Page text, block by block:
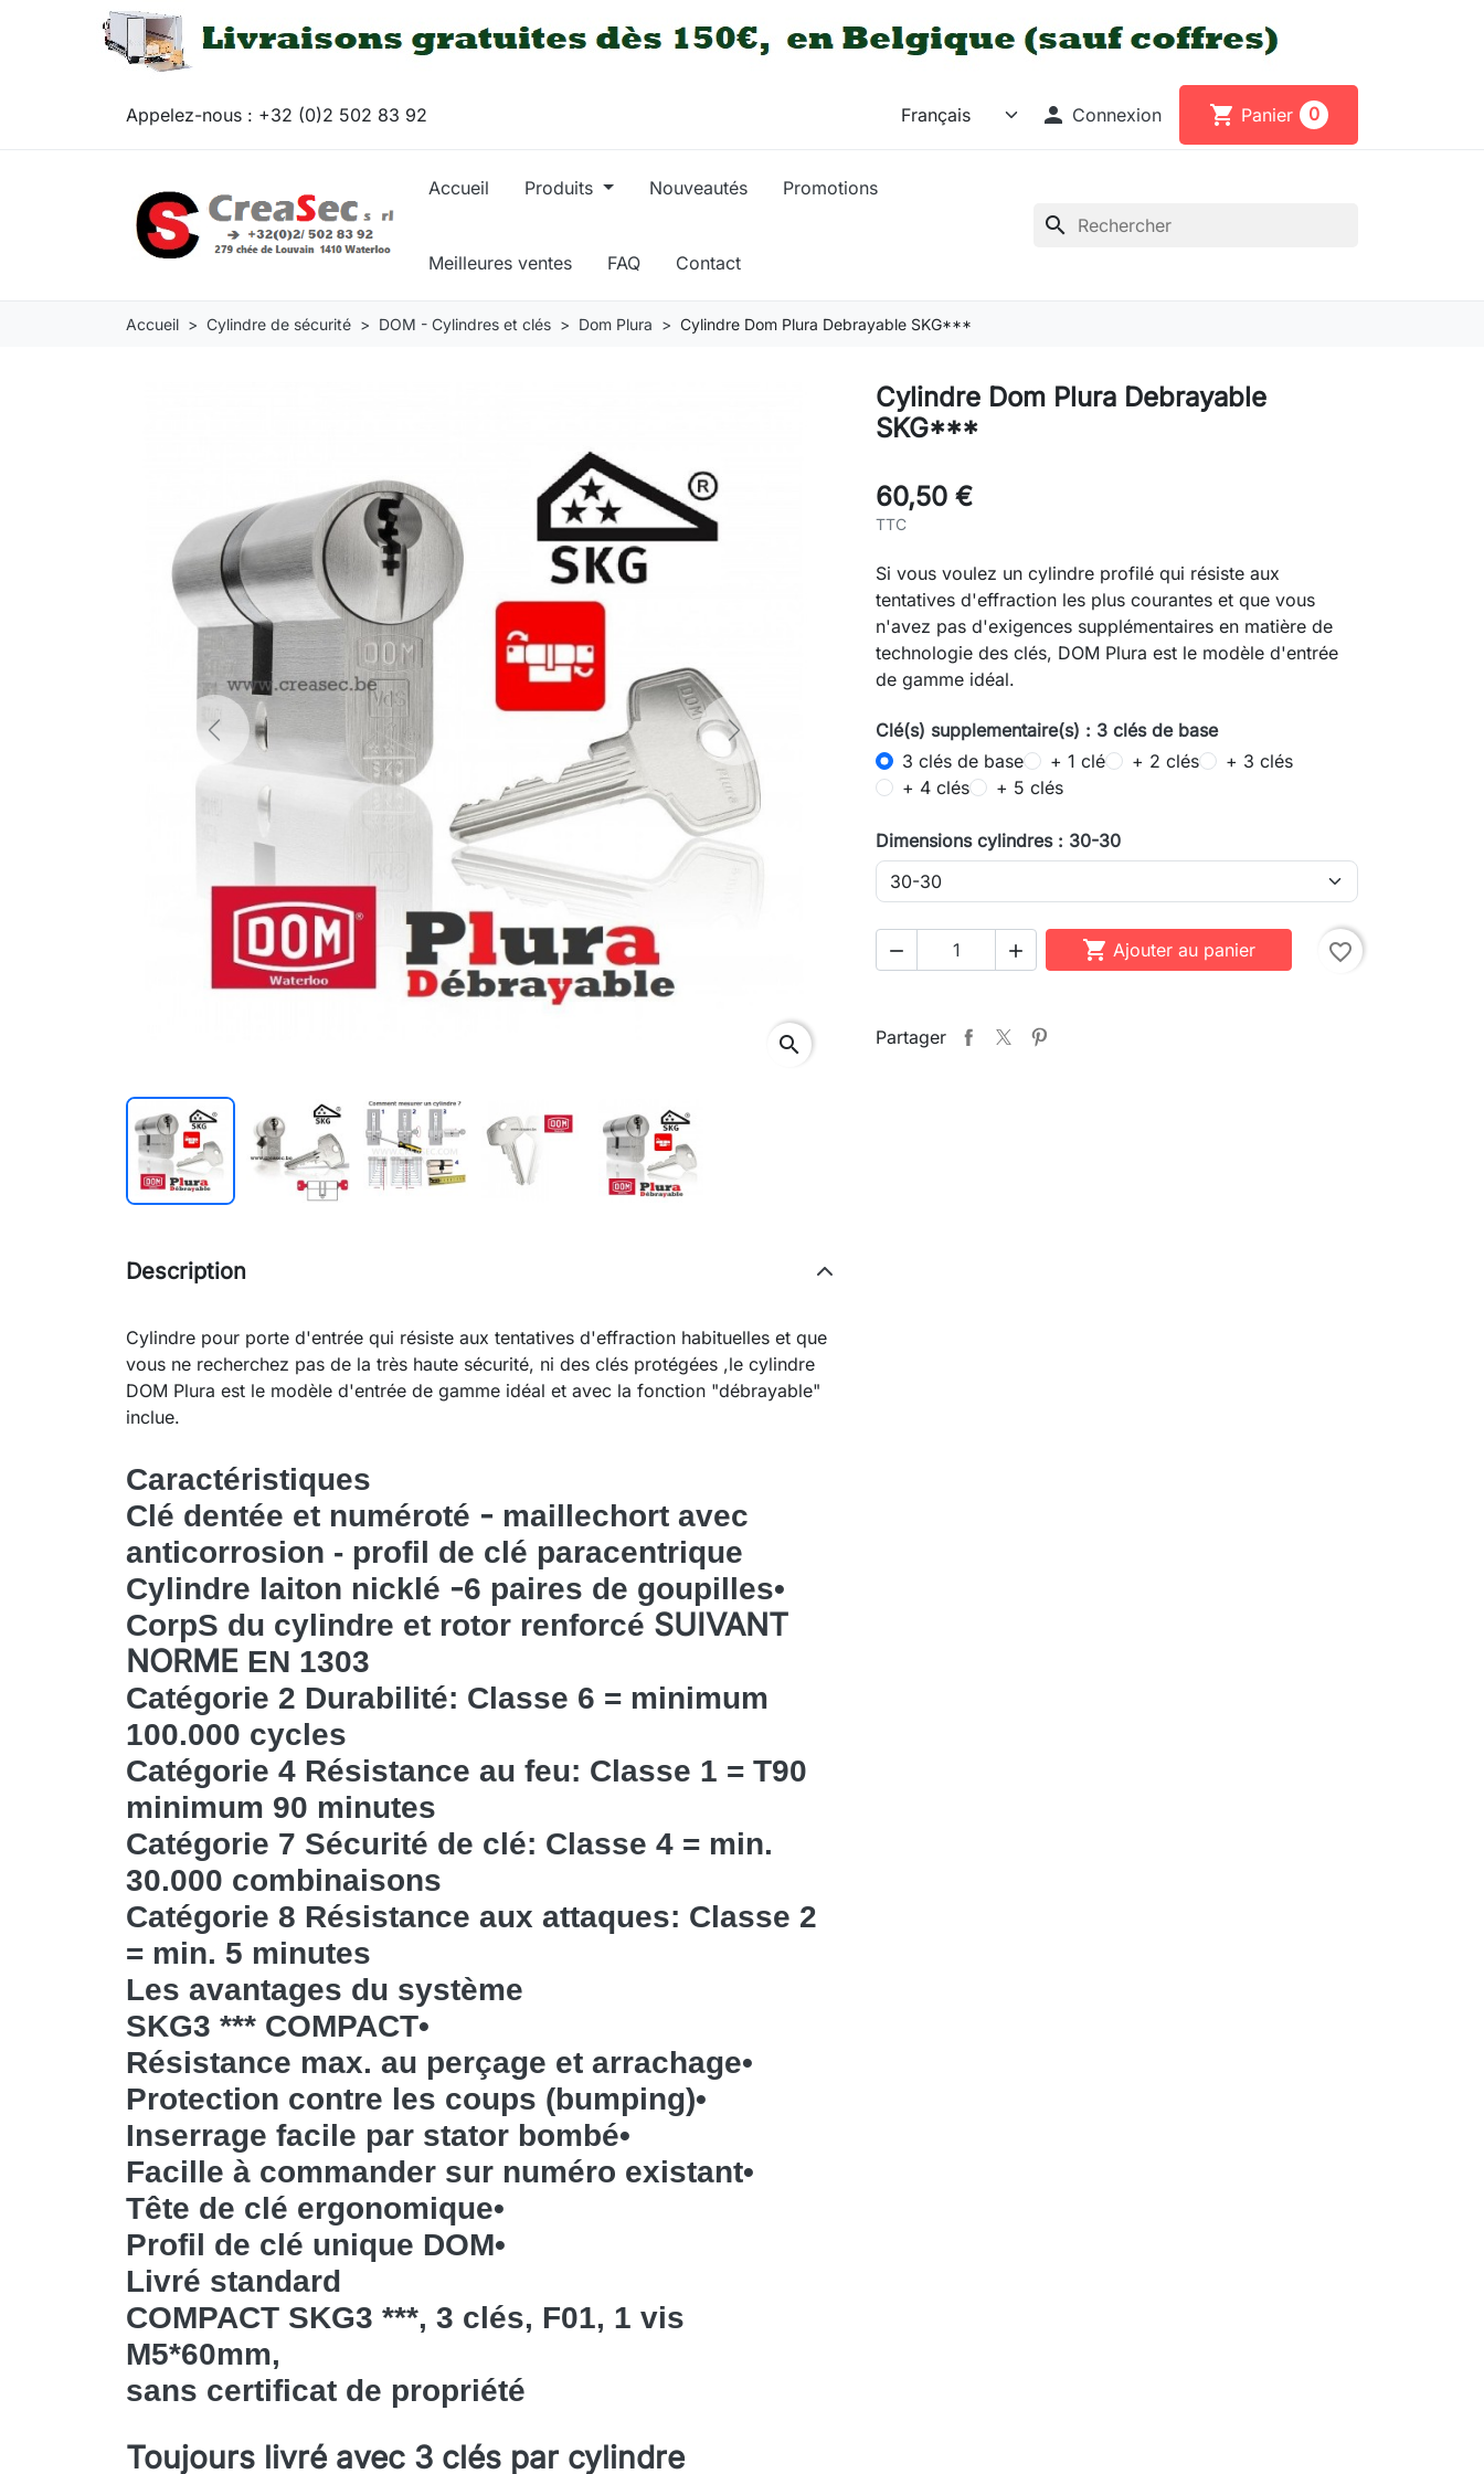
Appelez-nous : +32 (0)2 502 83 92  Connexion shopping_cart Panier 0
Accueil Produits Nouveautés Promotions
Meilleures ventes FAQ Contact
search
Accueil Cylindre de sécurité DOM - Cylindres et clés Dom Plura Cylindre Dom Plura Debrayable SKG***
Previous Next
search
Cylindre Dom Plura Debrayable
SKG***
60,50 €
TTC
Si vous voulez un cylindre profilé qui résiste aux
tentatives d'effraction les plus courantes et que vous
n'avez pas d'exigences supplémentaires en matière de
technologie des clés, DOM Plura est le modèle d'entrée
de gamme idéal.
Clé(s) supplementaire(s) : 3 clés de base
3 clés de base
+ 1 clé + 2 clés
+ 3 clés
+ 4 clés
+ 5 clés
Dimensions cylindres : 30-30
   Ajouter au panier favorite_border
Partager
Description
Cylindre pour porte d'entrée qui résiste aux tentatives d'effraction habituelles et que
vous ne recherchez pas de la très haute sécurité, ni des clés protégées ,le cylindre
DOM Plura est le modèle d'entrée de gamme idéal et avec la fonction "débrayable"
inclue.
Caractéristiques
Clé dentée et numéroté - maillechort avec
anticorrosion - profil de clé paracentrique
Cylindre laiton nicklé -6 paires de goupilles•
CorpS du cylindre et rotor renforcé SUIVANT
NORME EN 1303
Catégorie 2 Durabilité: Classe 6 = minimum
100.000 cycles
Catégorie 4 Résistance au feu: Classe 1 = T90
minimum 90 minutes
Catégorie 7 Sécurité de clé: Classe 4 = min.
30.000 combinaisons
Catégorie 8 Résistance aux attaques: Classe 2
= min. 5 minutes
Les avantages du système
SKG3 *** COMPACT•
Résistance max. au perçage et arrachage•
Protection contre les coups (bumping)•
Inserrage facile par stator bombé•
Facille à commander sur numéro existant•
Tête de clé ergonomique•
Profil de clé unique DOM•
Livré standard
COMPACT SKG3 ***, 3 clés, F01, 1 vis
M5*60mm,
sans certificat de propriété
Toujours livré avec 3 clés par cylindre